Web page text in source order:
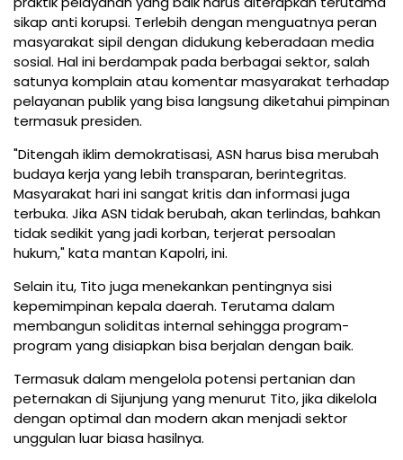
sikap anti korupsi. Terlebih dengan menguatnya peran
masyarakat sipil dengan didukung keberadaan media
sosial. Hal ini berdampak pada berbagai sektor, salah
satunya komplain atau komentar masyarakat terhadap
pelayanan publik yang bisa langsung diketahui pimpinan
termasuk presiden.
"Ditengah iklim demokratisasi, ASN harus bisa merubah
budaya kerja yang lebih transparan, berintegritas.
Masyarakat hari ini sangat kritis dan informasi juga
terbuka. Jika ASN tidak berubah, akan terlindas, bahkan
tidak sedikit yang jadi korban, terjerat persoalan
hukum," kata mantan Kapolri, ini.
Selain itu, Tito juga menekankan pentingnya sisi
kepemimpinan kepala daerah. Terutama dalam
membangun soliditas internal sehingga program-
program yang disiapkan bisa berjalan dengan baik.
Termasuk dalam mengelola potensi pertanian dan
peternakan di Sijunjung yang menurut Tito, jika dikelola
dengan optimal dan modern akan menjadi sektor
unggulan luar biasa hasilnya.